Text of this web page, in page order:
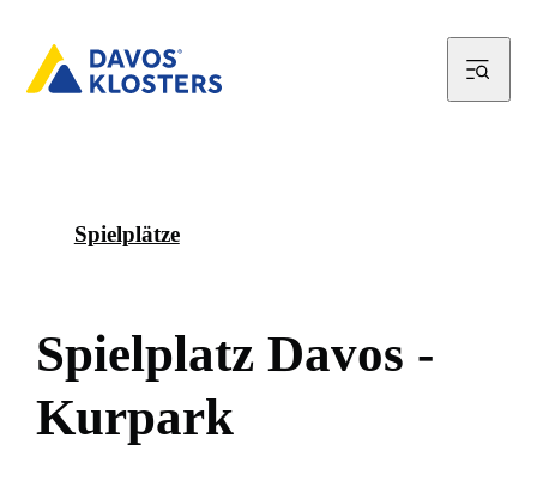
Spielplätze
Spielplatz Davos -
Kurpark